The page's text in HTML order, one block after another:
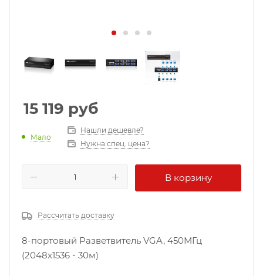
15 119 руб
Мало
Нашли дешевле?
Нужна спец. цена?
В корзину
Рассчитать доставку
8-портовый Разветвитель VGA, 450МГц
(2048x1536 - 30м)